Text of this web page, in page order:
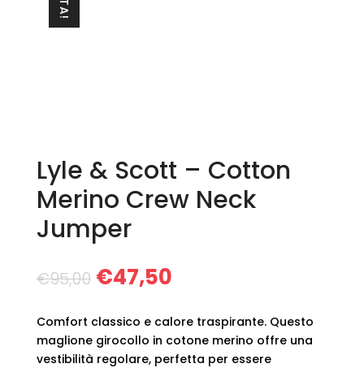
Lyle & Scott – Cotton
Merino Crew Neck
Jumper
€95,00 Il
prezzo
originale
era:
€95,00.
€47,50Il
attuale
è:
€47,50.
Comfort classico e calore traspirante. Questo
maglione girocollo in cotone merino offre una
vestibilità regolare, perfetta per essere